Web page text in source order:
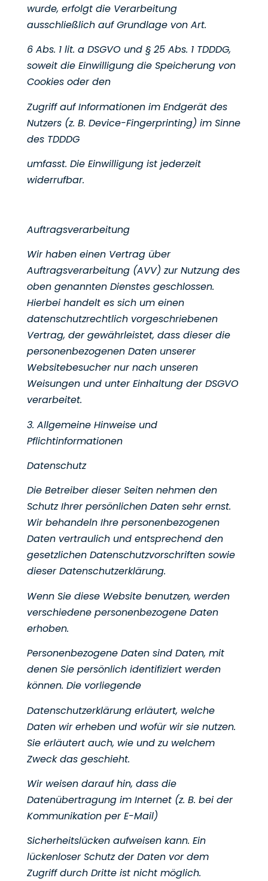
wurde, erfolgt die Verarbeitung
ausschließlich auf Grundlage von Art.
6 Abs. 1 lit. a DSGVO und § 25 Abs. 1 TDDDG,
soweit die Einwilligung die Speicherung von
Cookies oder den
Zugriff auf Informationen im Endgerät des
Nutzers (z. B. Device-Fingerprinting) im Sinne
des TDDDG
umfasst. Die Einwilligung ist jederzeit
widerrufbar.
Auftragsverarbeitung
Wir haben einen Vertrag über
Auftragsverarbeitung (AVV) zur Nutzung des
oben genannten Dienstes geschlossen.
Hierbei handelt es sich um einen
datenschutzrechtlich vorgeschriebenen
Vertrag, dergewährleistet, dass dieser die
personenbezogenen Daten unserer
Websitebesucher nur nach unseren
Weisungen und unter Einhaltung der DSGVO
verarbeitet.
3. Allgemeine Hinweise und
Pflichtinformationen
Datenschutz
Die Betreiber dieser Seiten nehmen den
Schutz Ihrer persönlichen Daten sehr ernst.
Wir behandeln Ihre personenbezogenen
Daten vertraulich und entsprechend den
gesetzlichen Datenschutzvorschriften sowie
dieser Datenschutzerklärung.
Wenn Sie diese Website benutzen, werden
verschiedene personenbezogene Daten
erhoben.
Personenbezogene Daten sind Daten, mit
denen Sie persönlich identifiziert werden
können. Die vorliegende
Datenschutzerklärung erläutert, welche
Daten wir erheben und wofür wir sie nutzen.
Sie erläutert auch, wie und zu welchem
Zweck das geschieht.
Wir weisen darauf hin, dass die
Datenübertragung im Internet (z. B. bei der
Kommunikation per E-Mail)
Sicherheitslücken aufweisen kann. Ein
lückenloser Schutz der Daten vor dem
Zugriff durch Dritte ist nicht möglich.